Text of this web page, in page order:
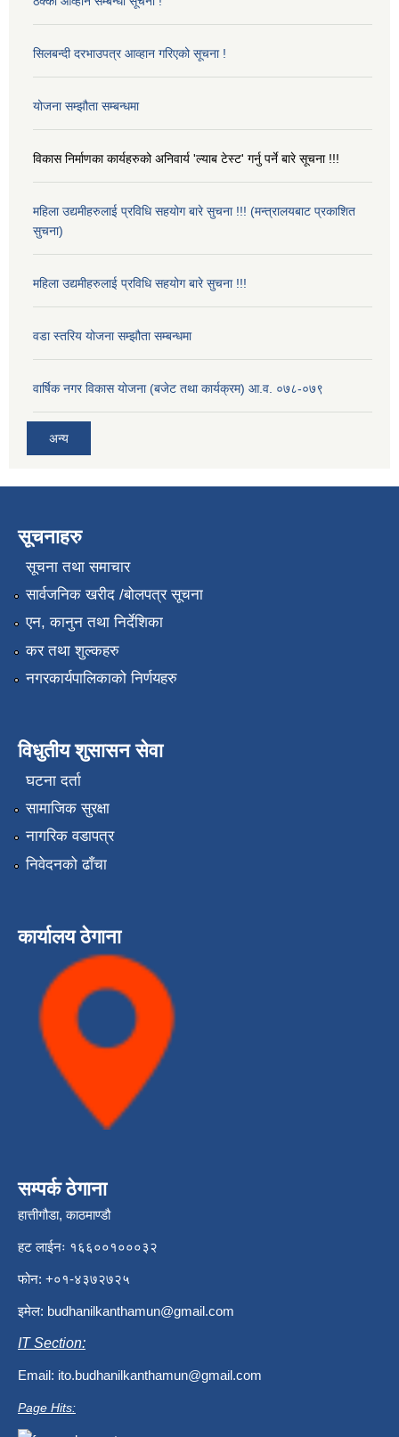
सिलबन्दी दरभाउपत्र आव्हान गरिएको सूचना !
योजना सम्झौता सम्बन्धमा
विकास निर्माणका कार्यहरुको अनिवार्य 'ल्याब टेस्ट' गर्नु पर्ने बारे सूचना !!!
महिला उद्यमीहरुलाई प्रविधि सहयोग बारे सुचना !!! (मन्त्रालयबाट प्रकाशित
सुचना)
महिला उद्यमीहरुलाई प्रविधि सहयोग बारे सुचना !!!
वडा स्तरिय योजना सम्झौता सम्बन्धमा
वार्षिक नगर विकास योजना (बजेट तथा कार्यक्रम) आ.व. ०७८-०७९
अन्य
सूचनाहरु
सूचना तथा समाचार
सार्वजनिक खरीद /बोलपत्र सूचना
एन, कानुन तथा निर्देशिका
कर तथा शुल्कहरु
नगरकार्यपालिकाको निर्णयहरु
विधुतीय शुसासन सेवा
घटना दर्ता
सामाजिक सुरक्षा
नागरिक वडापत्र
निवेदनको ढाँचा
कार्यालय ठेगाना
सम्पर्क ठेगाना
हात्तीगौडा, काठमाण्डौ
हट लाईनः १६६००१०००३२
फोन: +०१-४३७२७२५
इमेल: budhanilkanthamun@gmail.com
IT Section:
Email: ito.budhanilkanthamun@gmail.com
Page Hits: